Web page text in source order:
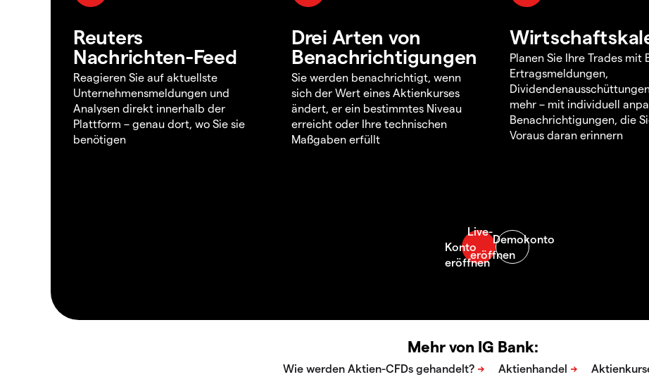
Reuters
Nachrichten-Feed
Reagieren Sie auf aktuellste
Unternehmensmeldungen und
Analysen direkt innerhalb der
Plattform – genau dort, wo Sie sie
benötigen
Drei Arten von
Benachrichtigungen
Sie werden benachrichtigt, wenn
sich der Wert eines Aktienkurses
ändert, er ein bestimmtes Niveau
erreicht oder Ihre technischen
Maßgaben erfüllt
Planen Sie Ihre Trades mit
Ertragsmeldungen,
mehr – mit individuell
Benachrichtigungen, die
Voraus daran erinnern
Mehr von IG Bank: